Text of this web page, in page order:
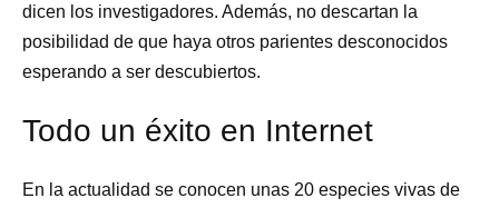
dicen los investigadores. Además, no descartan la
posibilidad de que haya otros parientes desconocidos
esperando a ser descubiertos.
Todo un éxito en Internet
En la actualidad se conocen unas 20 especies vivas de